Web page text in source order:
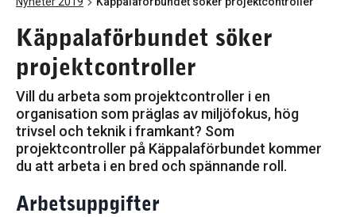
Käppalaförbundet söker
projektcontroller
Vill du arbeta som projektcontroller i en
organisation som präglas av miljöfokus, hög
trivsel och teknik i framkant? Som
projektcontroller på Käppalaförbundet kommer
du att arbeta i en bred och spännande roll.
Arbetsuppgifter